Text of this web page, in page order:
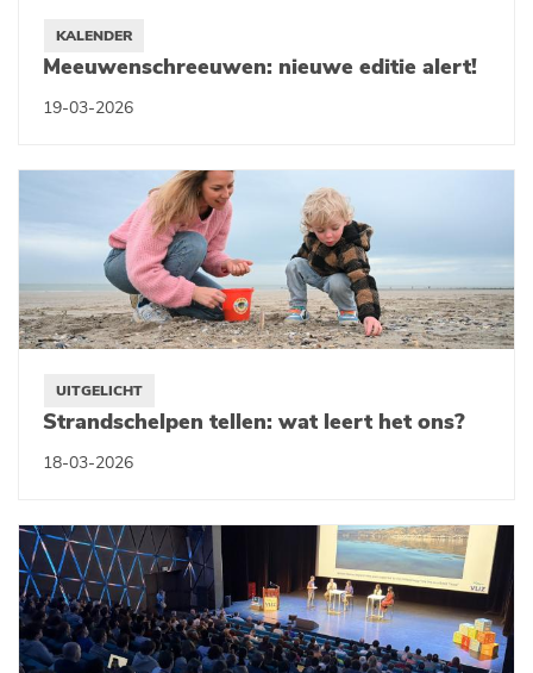
KALENDER
Meeuwenschreeuwen: nieuwe editie alert!
19-03-2026
UITGELICHT
Strandschelpen tellen: wat leert het ons?
18-03-2026